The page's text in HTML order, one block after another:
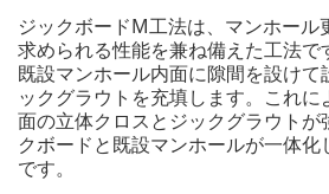
ジックボードM工法は、マンホール
求められる性能を兼ね備えた工法で
既設マンホール内面に隙間を設け
ックグラウトを充填します。これ
面の立体クロスとジックグラウトが
クボードと既設マンホールが一体
です。